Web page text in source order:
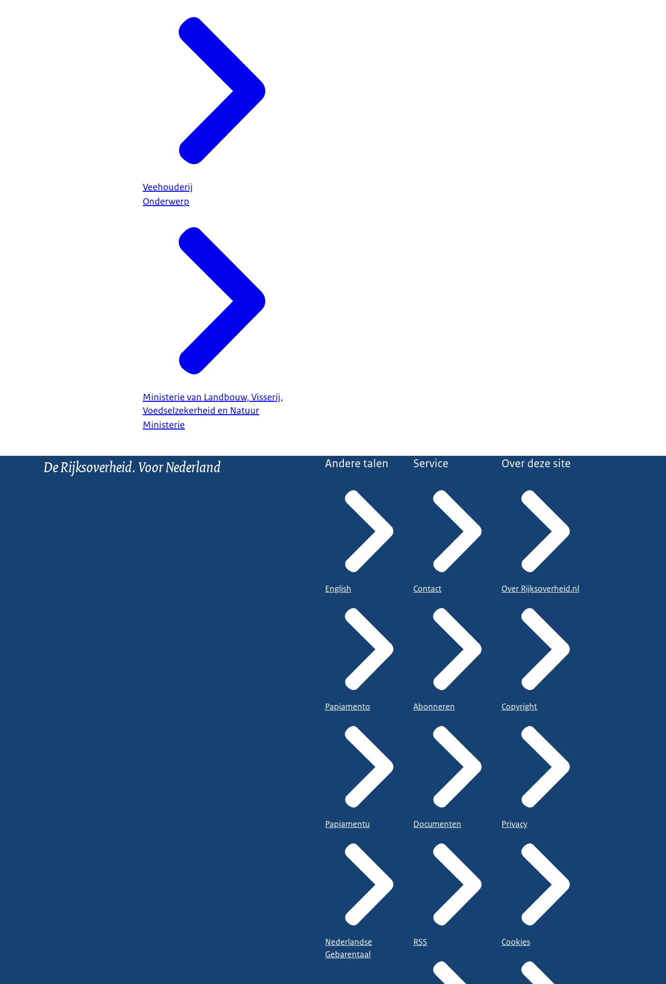
Veehouderij
Onderwerp
Ministerie van Landbouw, Visserij,
Voedselzekerheid en Natuur
Ministerie
De Rijksoverheid. Voor Nederland Andere talen
English
Papiamento
Papiamentu
Nederlandse
Gebarentaal
Service
Contact
Abonneren
Documenten
RSS
Over deze site
Over Rijksoverheid.nl
Copyright
Privacy
Cookies